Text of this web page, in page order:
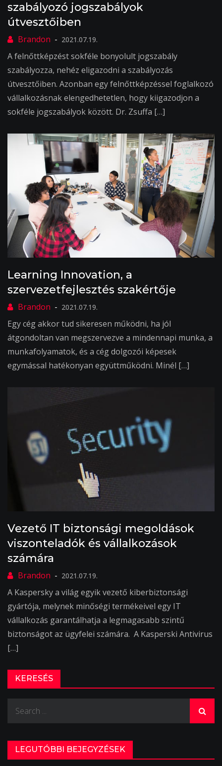
szabályozó jogszabályok
útvesztőiben
2021.07.19.
A felnőttképzést sokféle bonyolult jogszabály
szabályozza, nehéz eligazodni a szabályozás
útvesztőiben. Azonban egy felnőttképzéssel foglalkozó
vállalkozásnak elengedhetetlen, hogy kiigazodjon a
sokféle jogszabályok között. Dr. Zsuffa […]
Learning Innovation, a
szervezetfejlesztés szakértője
2021.07.19.
Egy cég akkor tud sikeresen működni, ha jól
átgondoltan van megszervezve a mindennapi munka, a
munkafolyamatok, és a cég dolgozói képesek
egymással hatékonyan együttműködni. Minél […]
Vezető IT biztonsági megoldások
viszonteladók és vállalkozások
számára
2021.07.19.
A Kaspersky a világ egyik vezető kiberbiztonsági
gyártója, melynek minőségi termékeivel egy IT
vállalkozás garantálhatja a legmagasabb szintű
biztonságot az ügyfelei számára. A Kasperski Antivirus
[…]
KERESÉS
LEGUTÓBBI BEJEGYZÉSEK